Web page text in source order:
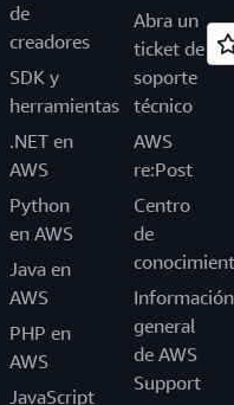
de
creadores
SDK y
herramientas
.NET en
AWS
Python
en AWS
Java en
AWS
PHP en
AWS
JavaScript
Abra un
ticket de
soporte
técnico
AWS
re:Post
Centro
de
Información
general
de AWS
Support